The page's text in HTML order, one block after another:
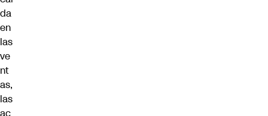
da
en
las
ve
nt
as,
las
ac